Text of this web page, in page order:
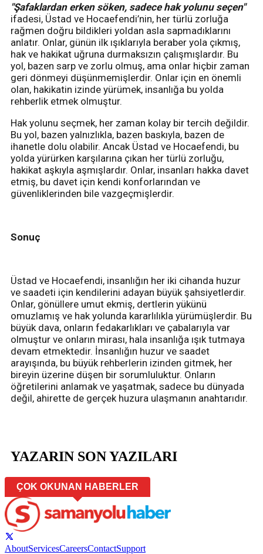
"Şafaklardan erken söken, sadece hak yolunu seçen"
ifadesi, Üstad ve Hocaefendi’nin, her türlü zorluğa
rağmen doğru bildikleri yoldan asla sapmadıklarını
anlatır. Onlar, günün ilk ışıklarıyla beraber yola çıkmış,
hak ve hakikat uğruna durmaksızın çalışmışlardır. Bu
yol, bazen sarp ve zorlu olmuş, ama onlar hiçbir zaman
geri dönmeyi düşünmemişlerdir. Onlar için en önemli
olan, hakikatin izinde yürümek, insanlığa bu yolda
rehberlik etmek olmuştur.
Hak yolunu seçmek, her zaman kolay bir tercih değildir.
Bu yol, bazen yalnızlıkla, bazen baskıyla, bazen de
ihanetle dolu olabilir. Ancak Üstad ve Hocaefendi, bu
yolda yürürken karşılarına çıkan her türlü zorluğu,
hakikat aşkıyla aşmışlardır. Onlar, insanları hakka davet
etmiş, bu davet için kendi konforlarından ve
güvenliklerinden bile vazgeçmişlerdir.
Sonuç
Üstad ve Hocaefendi, insanlığın her iki cihanda huzur
ve saadeti için kendilerini adayan büyük şahsiyetlerdir.
Onlar, gönüllere umut ekmiş, dertlerin yükünü
omuzlamış ve hak yolunda kararlılıkla yürümüşlerdir. Bu
büyük dava, onların fedakarlıkları ve çabalarıyla var
olmuştur ve onların mirası, hala insanlığa ışık tutmaya
devam etmektedir. İnsanlığın huzur ve saadet
arayışında, bu büyük rehberlerin izinden gitmek, her
bireyin üzerine düşen bir sorumluluktur. Onların
öğretilerini anlamak ve yaşatmak, sadece bu dünyada
değil, ahirette de gerçek huzura ulaşmanın anahtarıdır.
YAZARIN SON YAZILARI
ÇOK OKUNAN HABERLER
AboutServicesCareersContactSupport